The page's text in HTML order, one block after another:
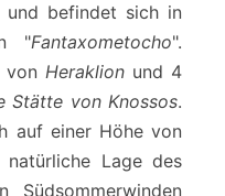
befindet sich in
"Fantaxometocho".
Heraklionund 4
Stätte von Knossos.
auf einer Höhe von
Lage des